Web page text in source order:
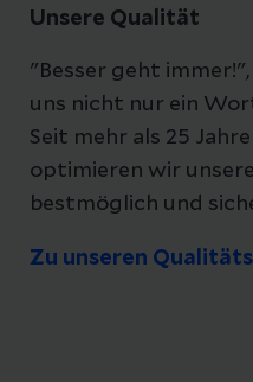
Unsere Qualität
"Besser geht
uns nicht nur ein
Seit mehr als 25
optimieren wir
bestmöglich und
Zu unseren